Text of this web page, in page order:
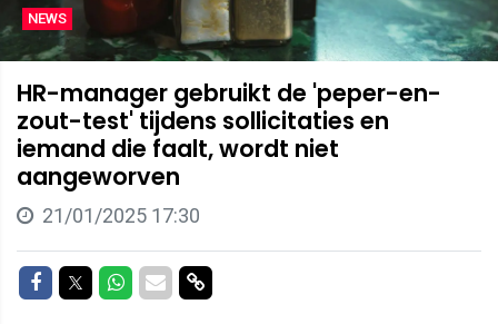
NEWS
HR-manager gebruikt de 'peper-en-
zout-test' tijdens sollicitaties en
iemand die faalt, wordt niet
aangeworven
21/01/2025 17:30
Delen op Facebook
Delen op Twitter
Delen op Whatsapp
Delen via Mail
Delen via link